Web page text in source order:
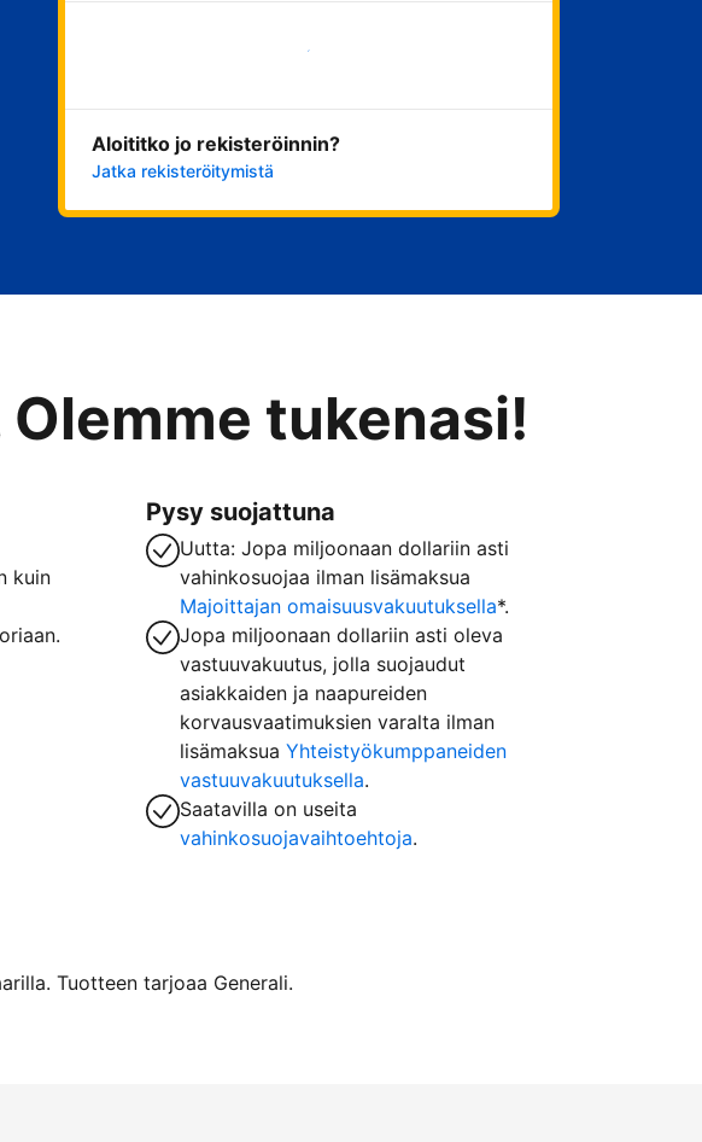
Aloita nyt
Aloititko jo rekisteröinnin?
Jatka rekisteröitymistä
tukenasi!
kuin
Pysy suojattuna
Uutta: Jopa miljoonaan dollariin asti
vahinkosuojaa ilman lisämaksua
Majoittajan omaisuusvakuutuksella*.
Jopa miljoonaan dollariin asti oleva
vastuuvakuutus, jolla suojaudut
asiakkaiden ja naapureiden
korvausvaatimuksien varalta ilman
lisämaksuaYhteistyökumppaneiden
vastuuvakuutuksella.
Saatavilla on useita
vahinkosuojavaihtoehtoja.
Tuotteen tarjoaa Generali.